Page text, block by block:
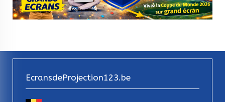
EcransdeProjection123.be